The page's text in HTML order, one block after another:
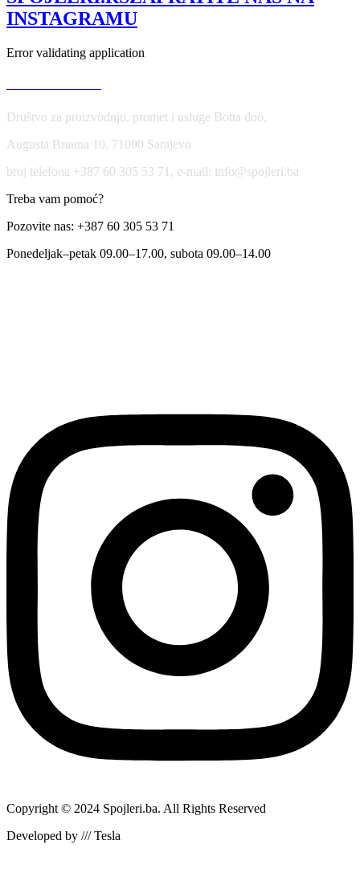
B8
FL
količina
INSTAGRAMU
Error validating application
Društvo za proizvodnju, promet i usluge Botta doo,
Augusta Brauna 10, 71000 Sarajevo
broj telefona +387 60 305 53 71, e-mail: info@spojleri.ba
Treba vam pomoć?
Pozovite nas: +387 60 305 53 71
Ponedeljak–petak 09.00–17.00, subota 09.00–14.00
Copyright © 2024 Spojleri.ba. All Rights Reserved
Developed by /// Tesla